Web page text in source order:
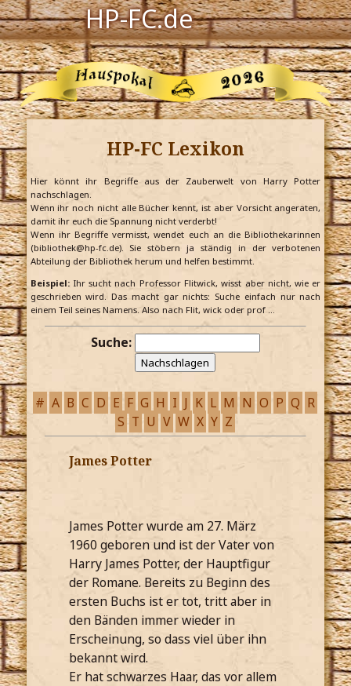
HP-FC.de
Navigation
Harry Potter
Der HP-FC
Hogwarts
Zauberwelt
Willkommen
Jetzt Fanclub-Mitglied werden!
HP-FC Lexikon
Hier könnt ihr Begriffe aus der Zauberwelt von Harry Potter
nachschlagen.
Wenn ihr noch nicht alle Bücher kennt, ist aber Vorsicht angeraten,
damit ihr euch die Spannung nicht verderbt!
Wenn ihr Begriffe vermisst, wendet euch an die Bibliothekarinnen
(bibliothek@hp-fc.de). Sie stöbern ja ständig in der verbotenen
Abteilung der Bibliothek herum und helfen bestimmt.
Beispiel:Ihr sucht nach Professor Flitwick, wisst aber nicht, wie er
geschrieben wird. Das macht gar nichts: Suche einfach nur nach
einem Teil seines Namens. Also nach Flit, wick oder prof …
Suche:
# A B C D E F G H I J K L M N O P Q R
S T U V W X Y Z
James Potter
James Potter wurde am 27. März
1960 geboren und ist der Vater von
Harry James Potter, der Hauptfigur
der Romane. Bereits zu Beginn des
ersten Buchs ist er tot, tritt aber in
den Bänden immer wieder in
Erscheinung, so dass viel über ihn
bekannt wird.
Er hat schwarzes Haar, das vor allem